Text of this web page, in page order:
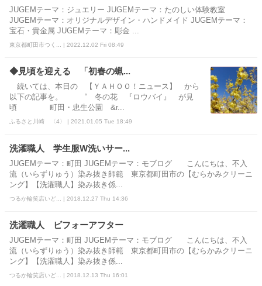
JUGEMテーマ：ジュエリー JUGEMテーマ：たのしい体験教室
JUGEMテーマ：オリジナルデザイン・ハンドメイド JUGEMテーマ：
宝石・貴金属 JUGEMテーマ：彫金 ...
東京都町田市つく... | 2022.12.02 Fri 08:49
◆見頃を迎える 「初春の蝋...
続いては、本日の 【ＹＡＨＯＯ！ニュース】 から
以下の記事を。 “ 冬の花 『ロウバイ』 が見
頃 町田・忠生公園 &r...
ふるさと川崎 〈4〉 | 2021.01.05 Tue 18:49
洗濯職人 学生服W洗いサー...
JUGEMテーマ：町田 JUGEMテーマ：モブログ こんにちは、不入
流（いらずりゅう）染み抜き師範 東京都町田市の【むらかみクリーニ
ング】【洗濯職人】染み抜き係...
つるか輪笑店いど... | 2018.12.27 Thu 14:36
洗濯職人 ビフォーアフター
JUGEMテーマ：町田 JUGEMテーマ：モブログ こんにちは、不入
流（いらずりゅう）染み抜き師範 東京都町田市の【むらかみクリーニ
ング】【洗濯職人】染み抜き係...
つるか輪笑店いど... | 2018.12.13 Thu 16:01